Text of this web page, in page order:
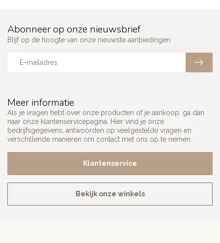
Meer informatie
Als je vragen hebt over onze producten of je aankoop, ga dan
naar onze klantenservicepagina. Hier vind je onze
bedrijfsgegevens, antwoorden op veelgestelde vragen en
verschillende manieren om contact met ons op te nemen.
Klantenservice
Bekijk onze winkels
Abonneer op onze nieuwsbrief
Blijf op de hoogte van onze nieuwste aanbiedingen